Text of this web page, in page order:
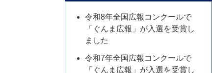
令和8年全国広報コンクールで
「ぐんま広報」が入選を受賞し
ました
令和7年全国広報コンクールで
「ぐんま広報」が入選を受賞し